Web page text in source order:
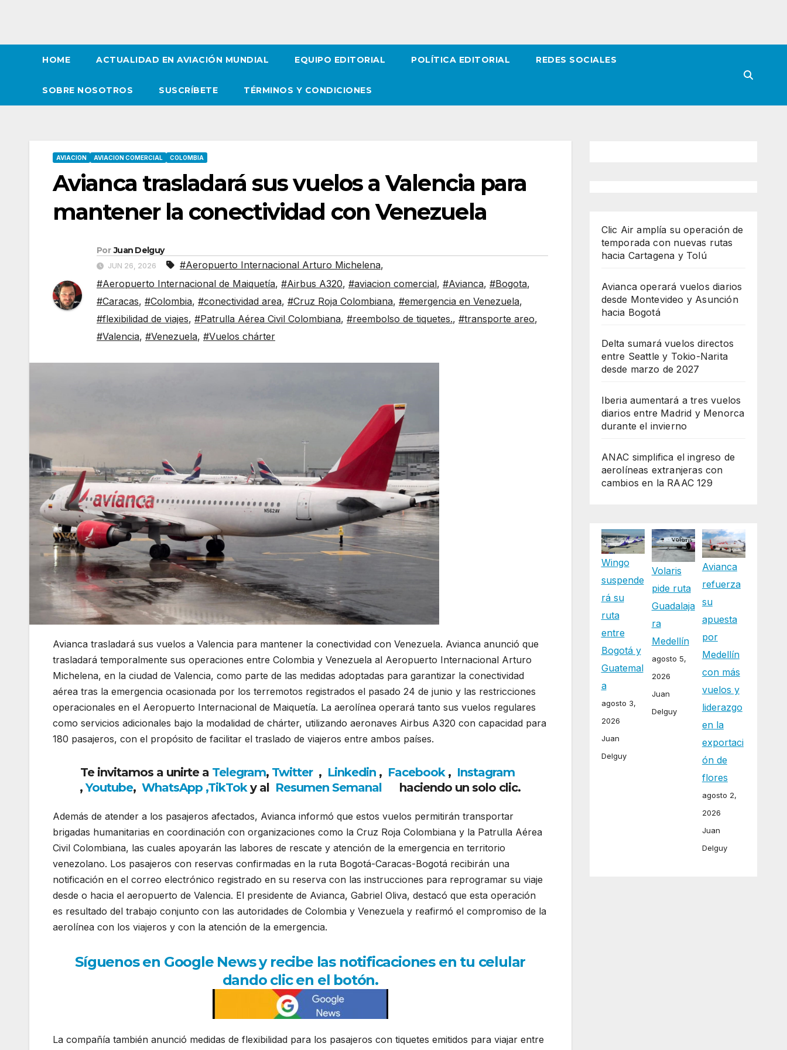
HOME ACTUALIDAD EN AVIACIÓN MUNDIAL EQUIPO EDITORIAL POLÍTICA EDITORIAL REDES SOCIALES
SOBRE NOSOTROS SUSCRÍBETE TÉRMINOS Y CONDICIONES
AVIACION AVIACION COMERCIAL COLOMBIA
Avianca trasladará sus vuelos a Valencia para
mantener la conectividad con Venezuela
Por Juan Delguy
JUN 26, 2026 #Aeropuerto Internacional Arturo Michelena,
#Aeropuerto Internacional de Maiquetía, #Airbus A320, #aviacion comercial, #Avianca, #Bogota,
#Caracas, #Colombia, #conectividad area, #Cruz Roja Colombiana, #emergencia en Venezuela,
#flexibilidad de viajes, #Patrulla Aérea Civil Colombiana, #reembolso de tiquetes., #transporte areo,
#Valencia, #Venezuela, #Vuelos chárter
Avianca trasladará sus vuelos a Valencia para mantener la conectividad con Venezuela. Avianca anunció que
trasladará temporalmente sus operaciones entre Colombia y Venezuela al Aeropuerto Internacional Arturo
Michelena, en la ciudad de Valencia, como parte de las medidas adoptadas para garantizar la conectividad
aérea tras la emergencia ocasionada por los terremotos registrados el pasado 24 de junio y las restricciones
operacionales en el Aeropuerto Internacional de Maiquetía. La aerolínea operará tanto sus vuelos regulares
como servicios adicionales bajo la modalidad de chárter, utilizando aeronaves Airbus A320 con capacidad para
180 pasajeros, con el propósito de facilitar el traslado de viajeros entre ambos países.
Te invitamos a unirte a Telegram, Twitter , Linkedin, Facebook, Instagram
,Youtube,WhatsApp ,TikToky al Resumen Semanal haciendo un solo clic.
Además de atender a los pasajeros afectados, Avianca informó que estos vuelos permitirán transportar
brigadas humanitarias en coordinación con organizaciones como la Cruz Roja Colombiana y la Patrulla Aérea
Civil Colombiana, las cuales apoyarán las labores de rescate y atención de la emergencia en territorio
venezolano. Los pasajeros con reservas confirmadas en la ruta Bogotá-Caracas-Bogotá recibirán una
notificación en el correo electrónico registrado en su reserva con las instrucciones para reprogramar su viaje
desde o hacia el aeropuerto de Valencia. El presidente de Avianca, Gabriel Oliva, destacó que esta operación
es resultado del trabajo conjunto con las autoridades de Colombia y Venezuela y reafirmó el compromiso de la
aerolínea con los viajeros y con la atención de la emergencia.
Síguenos en Google News y recibe las notificaciones en tu celular
dando clic en el botón.
La compañía también anunció medidas de flexibilidad para los pasajeros con tiquetes emitidos para viajar entre
Clic Air amplía su operación de
temporada con nuevas rutas
hacia Cartagena y Tolú
Avianca operará vuelos diarios
desde Montevideo y Asunción
hacia Bogotá
Delta sumará vuelos directos
entre Seattle y Tokio-Narita
desde marzo de 2027
Iberia aumentará a tres vuelos
diarios entre Madrid y Menorca
durante el invierno
ANAC simplifica el ingreso de
aerolíneas extranjeras con
cambios en la RAAC 129
Wingo
suspende
rá su
ruta
entre
Bogotá y
Guatemal
a
agosto 3,
2026
Juan
Delguy
Volaris
pide ruta
Guadalaja
ra
Medellín
agosto 5,
2026
Juan
Delguy
Avianca
refuerza
su
apuesta
por
Medellín
con más
vuelos y
liderazgo
en la
exportaci
ón de
flores
agosto 2,
2026
Juan
Delguy